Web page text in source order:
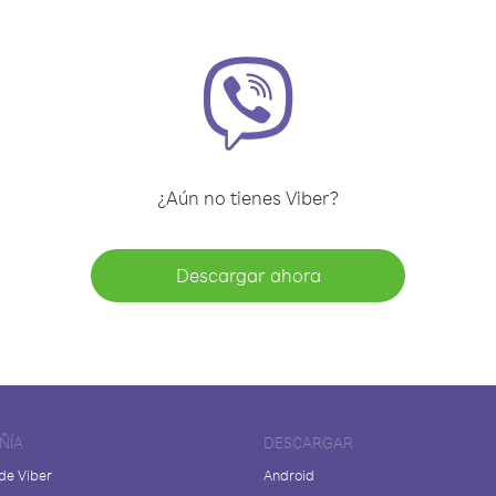
¿Aún no tienes Viber?
Descargar ahora
Viber
DESCARGAR
Android